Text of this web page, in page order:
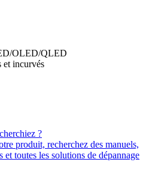
OLED/QLED
incurvés
?
produit, recherchez des manuels,
toutes les solutions de dépannage